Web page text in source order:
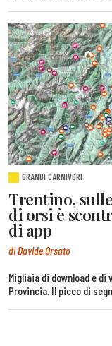
GRANDI CARNIVORI
Trentino,
di orsi è
di app
di Davide Orsato
Migliaia di download e
Provincia. Il picco di